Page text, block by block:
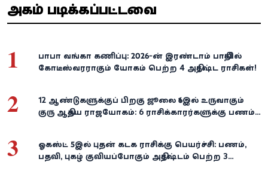
அதிகம் படிக்கப்பட்டவை
1
பாபா வங்கா கணிப்பு: 2026-ன் இரண்டாம் பாதியில்
கோடீஸ்வரராகும் யோகம் பெற்ற 4 அதிர்ஷ்ட ராசிகள்!
2
12 ஆண்டுகளுக்குப் பிறகு ஜூலை 16இல் உருவாகும்
குரு ஆதித்ய ராஜயோகம்: 6 ராசிக்காரர்களுக்கு பணம்,
3
ஓகஸ்ட் 5இல் புதன் கடக ராசிக்கு பெயர்ச்சி: பணம்,
பதவி, புகழ் குவியப்போகும் அதிர்ஷ்டம் பெற்ற 3